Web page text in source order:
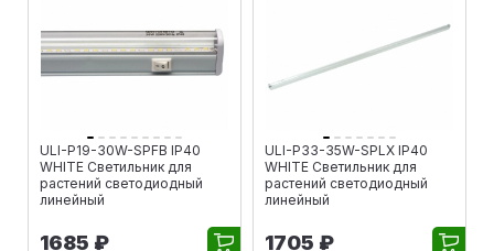
ULI-P19-30W-SPFB IP40
WHITE Светильник для
растений светодиодный
линейный
1685 ₽
ULI-P33-35W-SPLX IP40
WHITE Светильник для
растений светодиодный
линейный
1705 ₽